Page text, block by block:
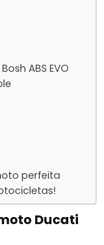
ABS EVO
perfeita
Ducati